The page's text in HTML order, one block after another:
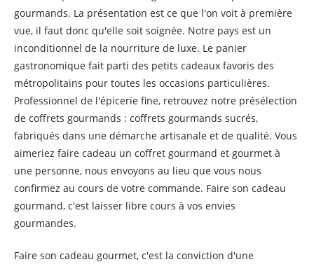
gourmands. La présentation est ce que l'on voit à première
vue, il faut donc qu'elle soit soignée. Notre pays est un
inconditionnel de la nourriture de luxe. Le panier
gastronomique fait parti des petits cadeaux favoris des
métropolitains pour toutes les occasions particulières.
Professionnel de l'épicerie fine, retrouvez notre présélection
de coffrets gourmands : coffrets gourmands sucrés,
fabriqués dans une démarche artisanale et de qualité. Vous
aimeriez faire cadeau un coffret gourmand et gourmet à
une personne, nous envoyons au lieu que vous nous
confirmez au cours de votre commande. Faire son cadeau
gourmand, c'est laisser libre cours à vos envies
gourmandes.
Faire son cadeau gourmet, c'est la conviction d'une